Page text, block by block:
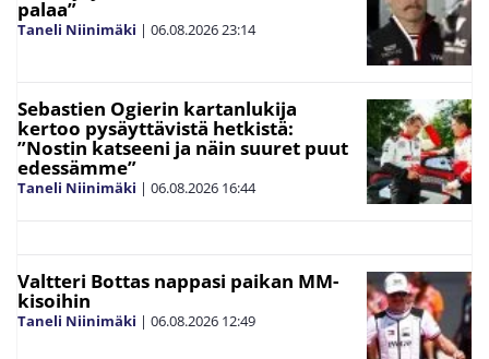
palaa”
Taneli Niinimäki | 06.08.202623:14
Sebastien Ogierin kartanlukija
kertoo pysäyttävistä hetkistä:
”Nostin katseeni ja näin suuret puut
edessämme”
Taneli Niinimäki | 06.08.2026 16:44
Valtteri Bottas nappasi paikan MM-
kisoihin
Taneli Niinimäki | 06.08.2026 12:49